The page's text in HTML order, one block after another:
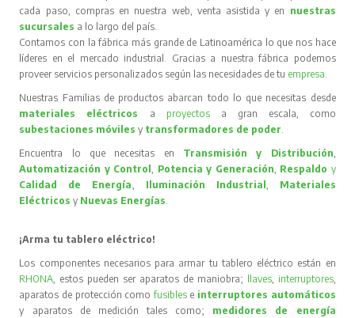
cada paso, compras en nuestra web, venta asistida y en nuestras
sucursales a lo largo del país.
Contamos con la fábrica más grande de Latinoamérica lo que nos hace
líderes en el mercado industrial. Gracias a nuestra fábrica podemos
proveer servicios personalizados según las necesidades de tu empresa
Nuestras Familias de productos abarcan todo lo que necesitas desde
materiales eléctricos
a proyectos
a gran escala, como
subestaciones móvilesy transformadores de poder
Encuentra lo que necesitas en Transmisión y Distribución
Automatización y Control
Potencia y Generación Respaldo y
Calidad de Energía
Iluminación Industrial
Materiales
Eléctricos y Nuevas Energías
¡Arma tu tablero eléctrico!
Los componentes necesarios para armar tu tablero eléctrico están en
RHONA , estos pueden ser aparatos de maniobra; llaves, interruptores,
aparatos de protección comofusibles e interruptores automáticos
y aparatos de medición tales como; medidores de energía